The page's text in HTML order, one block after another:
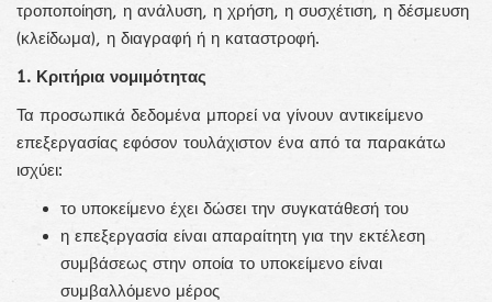
τροποποίηση, η ανάλυση, η χρήση, η συσχέτιση, η δέσμευση
(κλείδωμα), η διαγραφή ή η καταστροφή.
1. Κριτήρια νομιμότητας
Τα προσωπικά δεδομένα μπορεί να γίνουν αντικείμενο
επεξεργασίας εφόσον τουλάχιστον ένα από τα παρακάτω
ισχύει:
το υποκείμενο έχει δώσει την συγκατάθεσή του
η επεξεργασία είναι απαραίτητη για την εκτέλεση
συμβάσεως στην οποία το υποκείμενο είναι
συμβαλλόμενο μέρος